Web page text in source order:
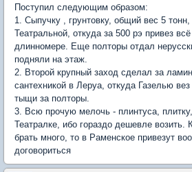
Поступил следующим образом:
1. Сыпучку , грунтовку, общий вес 5
Театральной, откуда за 500 рэ привез
длинномере. Еще полторы отдал
подняли на этаж.
2. Второй крупный заход сделал за
сантехникой в Леруа, откуда Газелью
тыщи за полторы.
3. Всю прочую мелочь - плинтуса,
Театралке, ибо гораздо дешевле возить.
брать много, то в Раменское привезут
договориться